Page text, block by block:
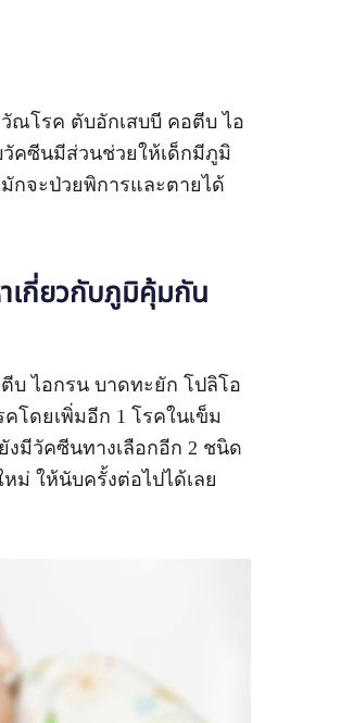
ณโรค ตับอักเสบบี คอตีบ ไอ
วัคซีนมีส่วนช่วยให้เด็กมีภูมิ
กจะป่วยพิการและตายได้
เกี่ยวกับภูมิคุ้มกัน
บ ไอกรน บาดทะยัก โปลิโอ
โดยเพิ่มอีก 1 โรคในเข็ม
งมีวัคซีนทางเลือกอีก 2 ชนิด
ม่ ให้นับครั้งต่อไปได้เลย